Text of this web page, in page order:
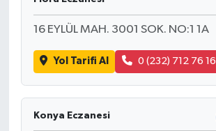
16 EYLÜL MAH. 3001 SOK. NO:1 1A
Yol Tarifi Al 0 (232) 712 76 16
Konya Eczanesi